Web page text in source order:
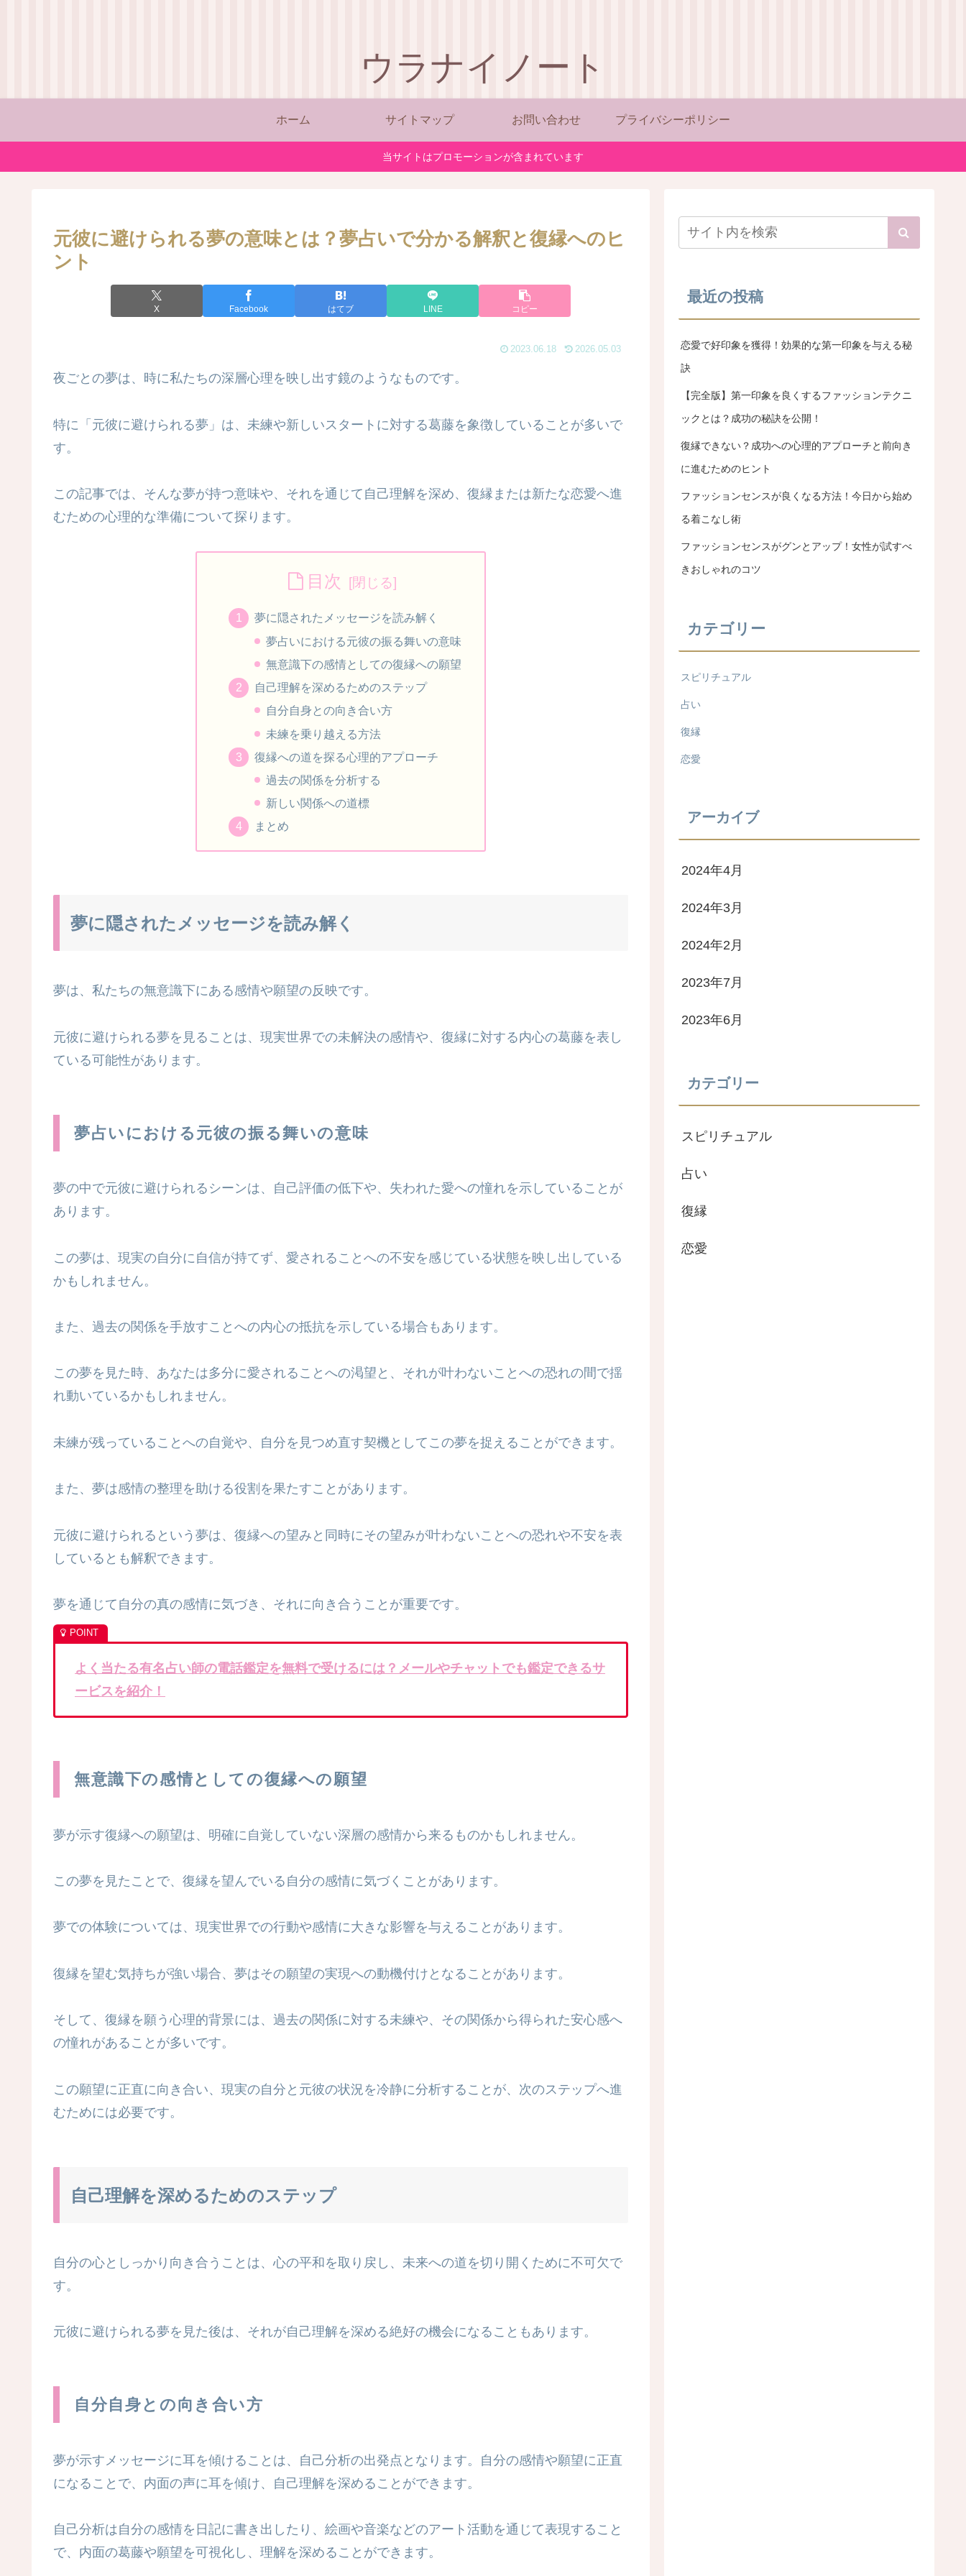
ウラナイノート
ホーム サイトマップ お問い合わせ プライバシーポリシー
当サイトはプロモーションが含まれています
元彼に避けられる夢の意味とは？夢占いで分かる解釈と復縁へのヒ
ント
X Facebook はてブ LINE コピー
2023.06.18 2026.05.03
夜ごとの夢は、時に私たちの深層心理を映し出す鏡のようなものです。
特に「元彼に避けられる夢」は、未練や新しいスタートに対する葛藤を象徴していることが多いで
す。
この記事では、そんな夢が持つ意味や、それを通じて自己理解を深め、復縁または新たな恋愛へ進
むための心理的な準備について探ります。
目次
夢に隠されたメッセージを読み解く
夢占いにおける元彼の振る舞いの意味
無意識下の感情としての復縁への願望
自己理解を深めるためのステップ
自分自身との向き合い方
未練を乗り越える方法
復縁への道を探る心理的アプローチ
過去の関係を分析する
新しい関係への道標
まとめ
夢に隠されたメッセージを読み解く
夢は、私たちの無意識下にある感情や願望の反映です。
元彼に避けられる夢を見ることは、現実世界での未解決の感情や、復縁に対する内心の葛藤を表し
ている可能性があります。
夢占いにおける元彼の振る舞いの意味
夢の中で元彼に避けられるシーンは、自己評価の低下や、失われた愛への憧れを示していることが
あります。
この夢は、現実の自分に自信が持てず、愛されることへの不安を感じている状態を映し出している
かもしれません。
また、過去の関係を手放すことへの内心の抵抗を示している場合もあります。
この夢を見た時、あなたは多分に愛されることへの渇望と、それが叶わないことへの恐れの間で揺
れ動いているかもしれません。
未練が残っていることへの自覚や、自分を見つめ直す契機としてこの夢を捉えることができます。
また、夢は感情の整理を助ける役割を果たすことがあります。
元彼に避けられるという夢は、復縁への望みと同時にその望みが叶わないことへの恐れや不安を表
しているとも解釈できます。
夢を通じて自分の真の感情に気づき、それに向き合うことが重要です。
よく当たる有名占い師の電話鑑定を無料で受けるには？メールやチャットでも鑑定できるサ
ービスを紹介！
無意識下の感情としての復縁への願望
夢が示す復縁への願望は、明確に自覚していない深層の感情から来るものかもしれません。
この夢を見たことで、復縁を望んでいる自分の感情に気づくことがあります。
夢での体験については、現実世界での行動や感情に大きな影響を与えることがあります。
復縁を望む気持ちが強い場合、夢はその願望の実現への動機付けとなることがあります。
そして、復縁を願う心理的背景には、過去の関係に対する未練や、その関係から得られた安心感へ
の憧れがあることが多いです。
この願望に正直に向き合い、現実の自分と元彼の状況を冷静に分析することが、次のステップへ進
むためには必要です。
自己理解を深めるためのステップ
自分の心としっかり向き合うことは、心の平和を取り戻し、未来への道を切り開くために不可欠で
す。
元彼に避けられる夢を見た後は、それが自己理解を深める絶好の機会になることもあります。
自分自身との向き合い方
夢が示すメッセージに耳を傾けることは、自己分析の出発点となります。自分の感情や願望に正直
になることで、内面の声に耳を傾け、自己理解を深めることができます。
自己分析は自分の感情を日記に書き出したり、絵画や音楽などのアート活動を通じて表現すること
で、内面の葛藤や願望を可視化し、理解を深めることができます。
最近の投稿
恋愛で好印象を獲得！効果的な第一印象を与える秘
訣
【完全版】第一印象を良くするファッションテクニ
ックとは？成功の秘訣を公開！
復縁できない？成功への心理的アプローチと前向き
に進むためのヒント
ファッションセンスが良くなる方法！今日から始め
る着こなし術
ファッションセンスがグンとアップ！女性が試すべ
きおしゃれのコツ
カテゴリー
スピリチュアル
占い
復縁
恋愛
アーカイブ
2024年4月
2024年3月
2024年2月
2023年7月
2023年6月
カテゴリー
スピリチュアル
占い
復縁
恋愛